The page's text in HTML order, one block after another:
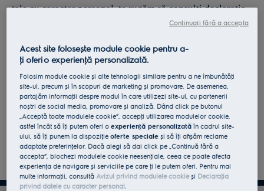
tale cu caracter personal, te rugăm să consulţi declaraţia
Acest site folosește module cookie pentru a-
ţi oferi o experienţă personalizată.
Folosim module cookie și alte tehnologii similare pentru a ne îmbunătăţi
site-ul, precum și în scopuri de marketing și promovare. De asemenea,
partajăm informaţii despre modul în care utilizezi site-ul, cu partenerii
noștri de social media, promovare și analiză. Dând click pe butonul
„Acceptă toate modulele cookie”, accepţi utilizarea modulelor cookie,
astfel încât să îţi putem oferi oexperienţă personalizată în cadrul site-
ului, să îţi punem la dispoziţieoferte speciale și să îţi afișăm reclame
adaptate preferinţelor. Dacă alegi să dai click pe „Continuă fără a
accepta”, blochezi modulele cookie neesenţiale, ceea ce poate afecta
experienţa de navigare și serviciile pe care ţi le putem oferi. Pentru mai
multe informaţii, consultă Avizul privind modulele cookieși Declaraţia
privind datele cu caracter personal.
Continuați fără a accepta